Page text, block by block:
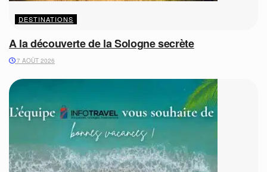
DESTINATIONS
A la découverte de la Sologne secrète
7 AOÛT 2026